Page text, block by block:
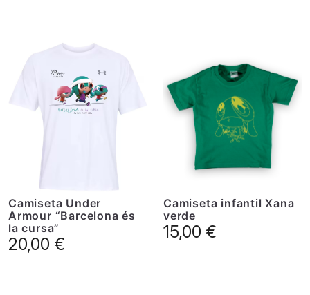
Camiseta Under
Armour “Barcelona és
la cursa”
20,00 €
Camiseta infantil Xana
verde
15,00 €